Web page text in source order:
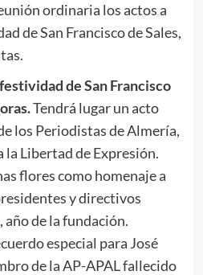
ordinaria los actos a
de San Francisco de Sales,
de San Francisco
Tendrá lugar un acto
los Periodistas de Almería,
Libertad de Expresión.
flores como homenaje a
y directivos
de la fundación.
especial para José
de la AP-APAL fallecido